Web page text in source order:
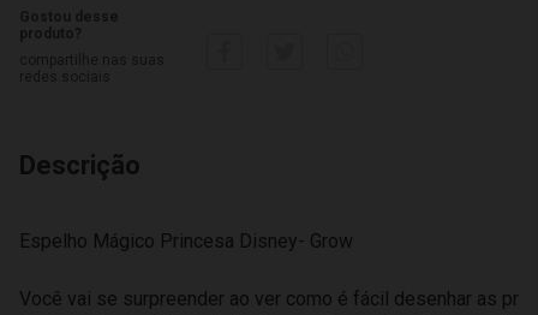
Descrição
Espelho Mágico Princesa Disney- Grow
Você vai se surpreender ao ver como é fácil desenhar as pr